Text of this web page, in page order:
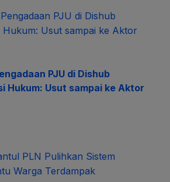
PJU di Dishub
Hukum: Usut sampai ke Aktor